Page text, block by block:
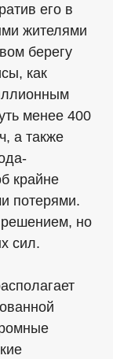
его в
жителями
берегу
как
менее 400
а также
крайне
потерями.
но
сил.